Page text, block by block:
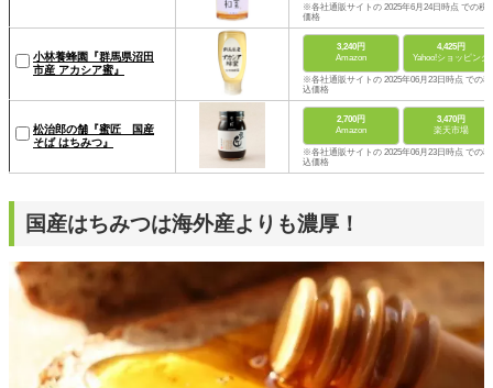
※各社通販サイトの 2025年6月24日時点 での税
価格
小林養蜂園『群馬県沼田
市産 アカシア蜜』
3,240円
Amazon
4,425円
Yahoo!ショッピング
※各社通販サイトの 2025年06月23日時点 での税
込価格
松治郎の舗『蜜匠 国産
そば はちみつ』
2,700円
Amazon
3,470円
楽天市場
※各社通販サイトの 2025年06月23日時点 での税
込価格
国産はちみつは海外産よりも濃厚！